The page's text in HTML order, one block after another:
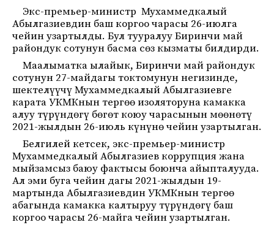
Экс-премьер-министр Мухаммедкалый
Абылгазиевдин баш коргоо чарасы 26-июлга
чейин узартылды. Бул тууралуу Биринчи май
райондук сотунун басма сөз кызматы билдирди.
Маалыматка ылайык, Биринчи май райондук
сотунун 27-майдагы токтомунун негизинде,
шектелүүчү Мухаммедкалый Абылгазиевге
карата УКМКнын тергөө изоляторуна камакка
алуу түрүндөгү бөгөт коюу чарасынын мөөнөтү
2021-жылдын 26-июль күнүнө чейин узартылган.
Белгилей кетсек, экс-премьер-министр
Мухаммедкалый Абылгазиев коррупция жана
мыйзамсыз баюу фактысы боюнча айыпталууда.
Ал эми буга чейин дагы 2021-жылдын 19-
мартында Абылгазиевдин УКМКнын тергөө
абагында камакка калтыруу түрүндөгү баш
коргоо чарасы 26-майга чейин узартылган.